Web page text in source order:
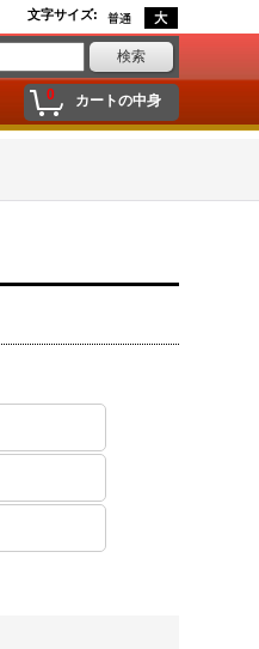
文字サイズ:
0 カートの中身